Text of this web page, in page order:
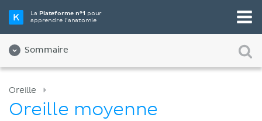
La Plateforme n°1 pour
apprendre l’anatomie
Sommaire
Choisissez votre outil d'étude préféré
Vidéos
Oreille
Oreille moyenne